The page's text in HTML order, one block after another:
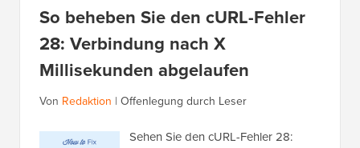
So beheben Sie den cURL-Fehler
28: Verbindung nach X
Millisekunden abgelaufen
Von Redaktion | Offenlegung durch Leser
Sehen Sie den cURL-Fehler 28: